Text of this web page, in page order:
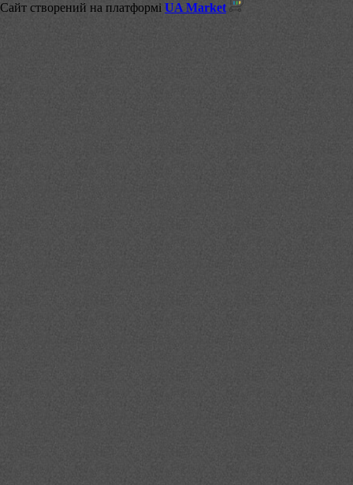
Сайт створений на платформі UA Market